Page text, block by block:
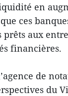
en
ces
prêts aux
financières.
de
du